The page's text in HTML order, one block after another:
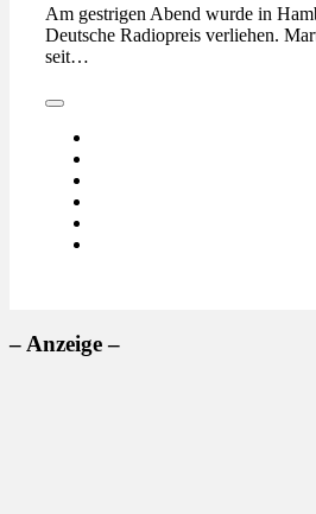
Am gestrigen Abend wurde in
Deutsche Radiopreis verliehen.
seit…
– Anzeige –